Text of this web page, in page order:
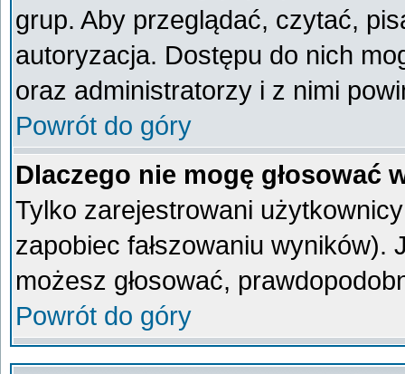
grup. Aby przeglądać, czytać,
autoryzacja. Dostępu do nich
oraz administratorzy i z nimi
Powrót do góry
Dlaczego nie mogę głosować
Tylko zarejestrowani
zapobiec fałszowaniu wyników).
możesz głosować,
Powrót do góry